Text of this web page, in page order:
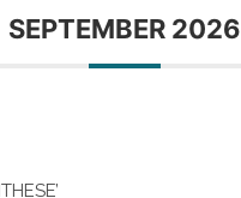
SEPTEMBER 2026